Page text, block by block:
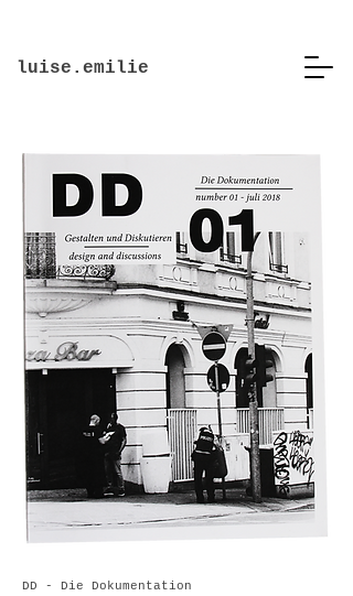
luise.emilie
DD - Die Dokumentation